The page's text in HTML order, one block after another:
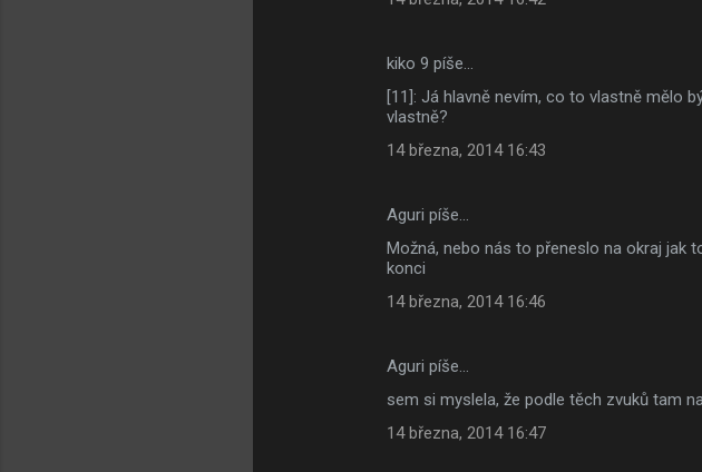
kiko 9 píše…
[11]: Já hlavně nevím, co to vlastně mělo
vlastně?
14 března, 2014 16:43
Aguri píše…
Možná, nebo nás to přeneslo na okraj jak
konci
14 března, 2014 16:46
Aguri píše…
sem si myslela, že podle těch zvuků tam
14 března, 2014 16:47